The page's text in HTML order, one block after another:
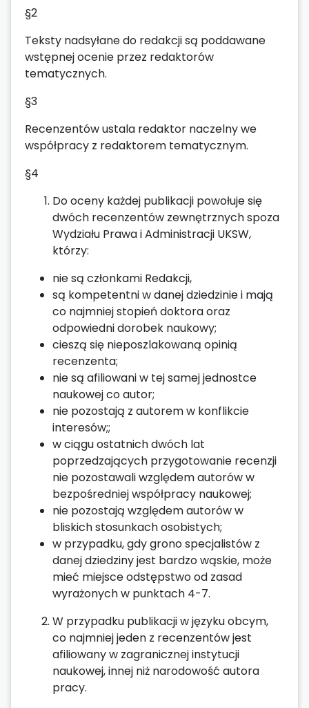
§2
Teksty nadsyłane do redakcji są poddawane
wstępnej ocenie przez redaktorów
tematycznych.
§3
Recenzentów ustala redaktor naczelny we
współpracy z redaktorem tematycznym.
§4
Do oceny każdej publikacji powołuje się
dwóch recenzentów zewnętrznych spoza
Wydziału Prawa i Administracji UKSW,
którzy:
nie są członkami Redakcji,
są kompetentni w danej dziedzinie i mają
co najmniej stopień doktora oraz
odpowiedni dorobek naukowy;
cieszą się nieposzlakowaną opinią
recenzenta;
nie są afiliowani w tej samej jednostce
naukowej co autor;
nie pozostają z autorem w konflikcie
interesów;;
w ciągu ostatnich dwóch lat
poprzedzających przygotowanie recenzji
nie pozostawali względem autorów w
bezpośredniej współpracy naukowej;
nie pozostają względem autorów w
bliskich stosunkach osobistych;
w przypadku, gdy grono specjalistów z
danej dziedziny jest bardzo wąskie, może
mieć miejsce odstępstwo od zasad
wyrażonych w punktach 4-7.
W przypadku publikacji w języku obcym,
co najmniej jeden z recenzentów jest
afiliowany w zagranicznej instytucji
naukowej, innej niż narodowość autora
pracy.